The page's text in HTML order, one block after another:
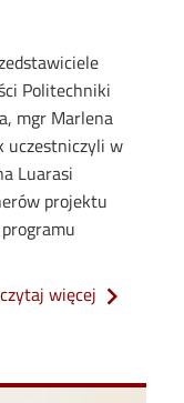
Politechniki
mgr Marlena
uczestniczyli w
Luarasi
projektu
czytaj więcej o